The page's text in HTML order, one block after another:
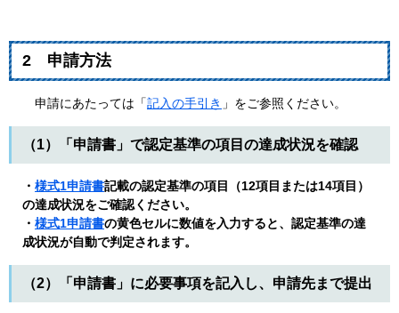
2 申請方法
申請にあたっては「記入の手引き 」をご参照ください。
（1） 「申請書」で認定基準の項目の達成状況を確認
・ 様式1申請書記載の認定基準の項目（12項目または14項目）
の達成状況をご確認ください。
・ 様式1申請書の黄色セルに数値を入力すると、認定基準の達
成状況が自動で判定されます。
（2）「申請書」に必要事項を記入し、申請先まで提出